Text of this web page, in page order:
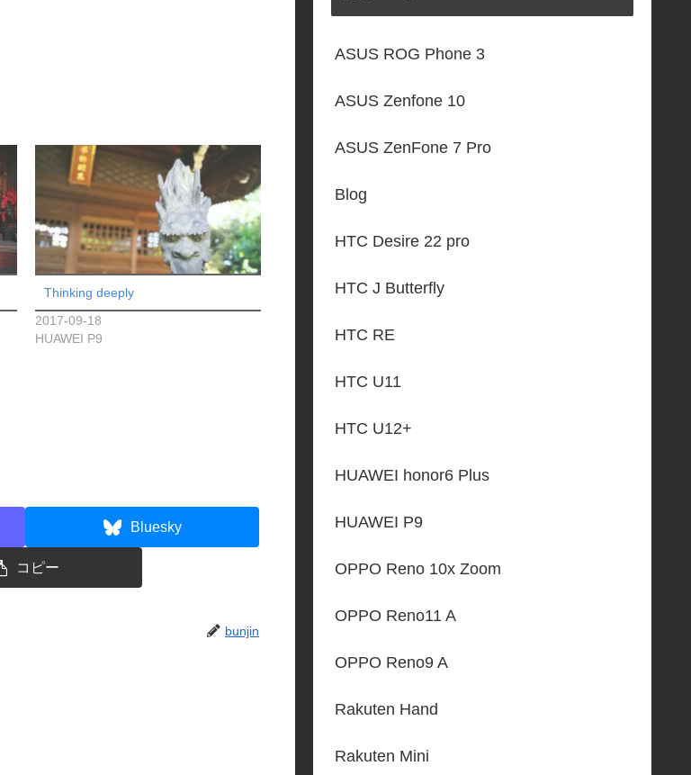
Thinking deeply
2017-09-18
HUAWEI P9
Bluesky
コピー
bunjin
ASUS ROG Phone 3
ASUS Zenfone 10
ASUS ZenFone 7 Pro
Blog
HTC Desire 22 pro
HTC J Butterfly
HTC RE
HTC U11
HTC U12+
HUAWEI honor6 Plus
HUAWEI P9
OPPO Reno 10x Zoom
OPPO Reno11 A
OPPO Reno9 A
Rakuten Hand
Rakuten Mini